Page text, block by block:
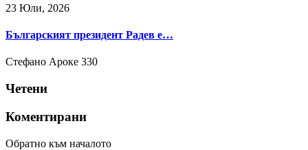
23 Юли, 2026
Българският президент Радев е…
Стефано Ароке 330
Четени
Коментирани
Обратно към началото